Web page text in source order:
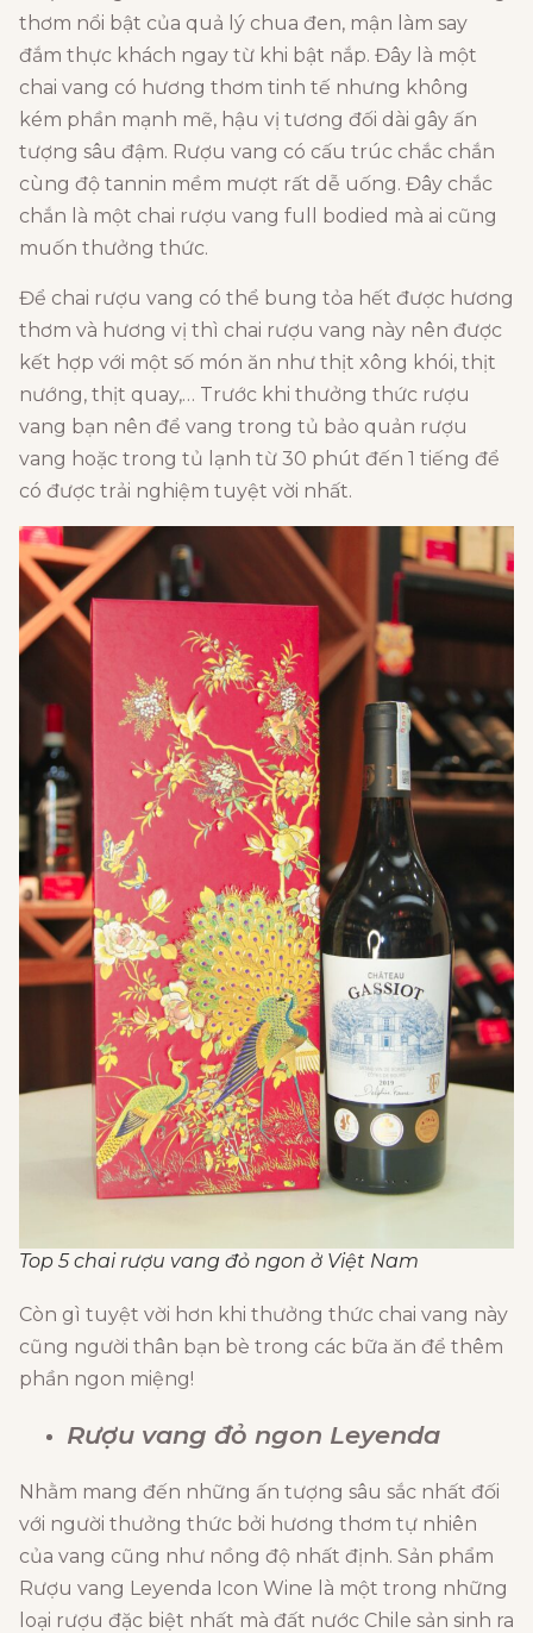
thơm nổi bật của quả lý chua đen, mận làm say
đắm thực khách ngay từ khi bật nắp. Đây là một
chai vang có hương thơm tinh tế nhưng không
kém phần mạnh mẽ, hậu vị tương đối dài gây ấn
tượng sâu đậm. Rượu vang có cấu trúc chắc chắn
cùng độ tannin mềm mượt rất dễ uống. Đây chắc
chắn là một chai rượu vang full bodied mà ai cũng
muốn thưởng thức.
Để chai rượu vang có thể bung tỏa hết được hương
thơm và hương vị thì chai rượu vang này nên được
kết hợp với một số món ăn như thịt xông khói, thịt
nướng, thịt quay,… Trước khi thưởng thức rượu
vang bạn nên để vang trong tủ bảo quản rượu
vang hoặc trong tủ lạnh từ 30 phút đến 1 tiếng để
có được trải nghiệm tuyệt vời nhất.
Top 5 chai rượu vang đỏ ngon ở Việt Nam
Còn gì tuyệt vời hơn khi thưởng thức chai vang này
cũng người thân bạn bè trong các bữa ăn để thêm
phần ngon miệng!
Rượu vang đỏ ngon Leyenda
Nhằm mang đến những ấn tượng sâu sắc nhất đối
với người thưởng thức bởi hương thơm tự nhiên
của vang cũng như nồng độ nhất định. Sản phẩm
Rượu vang Leyenda Icon Wine là một trong những
loại rượu đặc biệt nhất mà đất nước Chile sản sinh ra